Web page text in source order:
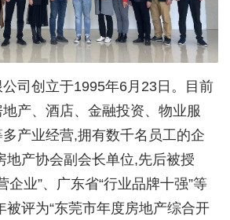
司创立于1995年6月23日。目前
产、酒店、金融投资、物业服
产业经营,拥有数千名员工的企
地产协会副会长单位,先后被授
企业”、广东省“行业品牌十强”等
被评为“东莞市年度房地产综合开